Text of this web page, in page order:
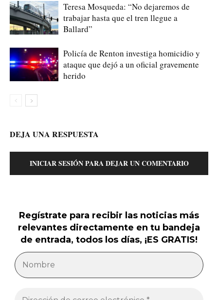
Teresa Mosqueda: “No dejaremos de
trabajar hasta que el tren llegue a
Ballard”
Policía de Renton investiga homicidio y
ataque que dejó a un oficial gravemente
herido
DEJA UNA RESPUESTA
INICIAR SESIÓN PARA DEJAR UN COMENTARIO
Regístrate para recibir las noticias más
relevantes directamente en tu bandeja
de entrada, todos los días, ¡ES GRATIS!